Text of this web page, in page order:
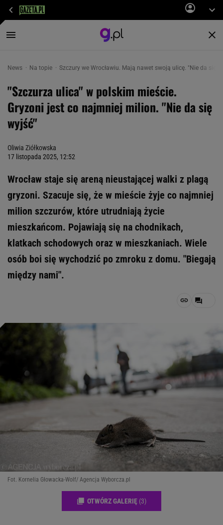
News Na topie Szczury we Wrocławiu. Mają nawet swoją ulicę. "Nie da się
"Szczurza ulica" w polskim mieście.
Gryzoni jest co najmniej milion. "Nie da się
wyjść"
Oliwia Ziółkowska
17 listopada 2025, 12:52
Wrocław staje się areną nieustającej walki z plagą
gryzoni. Szacuje się, że w mieście żyje co najmniej
milion szczurów, które utrudniają życie
mieszkańcom. Pojawiają się na chodnikach,
klatkach schodowych oraz w mieszkaniach. Wiele
osób boi się wychodzić po zmroku z domu. "Biegają
między nami".
Fot. Kornelia Głowacka-Wolf/ Agencja Wyborcza.pl
OTWÓRZ GALERIĘ (3)